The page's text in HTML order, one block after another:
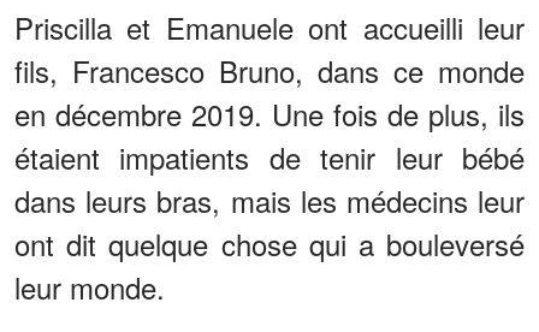
Priscilla et Emanuele ont accueilli leur
fils, Francesco Bruno, dans ce monde
en décembre 2019. Une fois de plus, ils
étaient impatients de tenir leur bébé
dans leurs bras, mais les médecins leur
ont dit quelque chose qui a bouleversé
leur monde.